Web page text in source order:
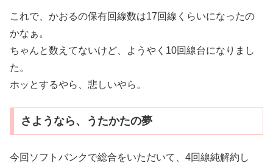
これで、かおるの保有回線数は17回線くらいになったの
かなぁ。
ちゃんと数えてないけど、ようやく10回線台になりまし
た。
ホッとするやら、悲しいやら。
さようなら、うたかたの夢
今回ソフトバンクで総合をいただいて、4回線純解約し